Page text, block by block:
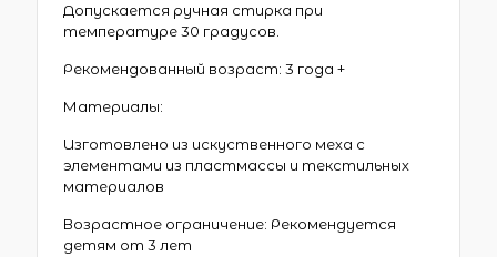
Допускается ручная стирка при
температуре 30 градусов.
Рекомендованный возраст: 3 года +
Материалы:
Изготовлено из искуственного меха с
элементами из пластмассы и текстильных
материалов
Возрастное ограничение: Рекомендуется
детям от 3 лет